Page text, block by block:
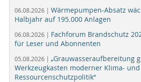
06.08.2026 | Wärmepumpen-Absatz
Halbjahr auf 195.000 Anlagen
06.08.2026 | Fachforum Brandschutz
für Leser und Abonnenten
05.08.2026 | „Grauwasseraufbereitung
Werkzeugkasten moderner Klima- und
Ressourcenschutzpolitik“